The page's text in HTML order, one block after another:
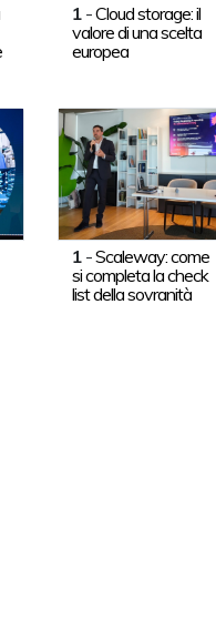
1 -Cloud storage: il
valore di una scelta
europea
1 -Scaleway: come
si completa la check
list della sovranità